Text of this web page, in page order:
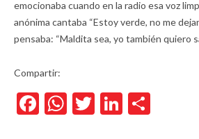
emocionaba cuando en la radio esa voz
anónima cantaba “Estoy verde, no me
pensaba: “Maldita sea, yo también quiero
Compartir:
Facebook
WhatsApp
TwitterLinkedIn